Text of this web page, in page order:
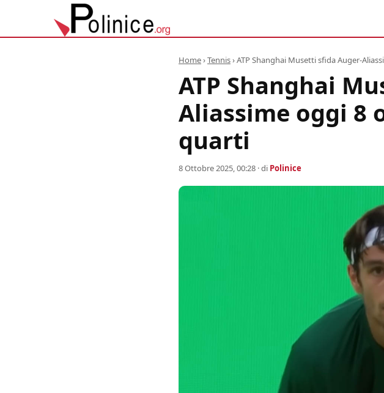
Home›Tennis›ATP Shanghai Musetti sfida Auger-
ATP Shanghai
Aliassime oggi 8
quarti
8 Ottobre 2025, 00:28 · di Polinice